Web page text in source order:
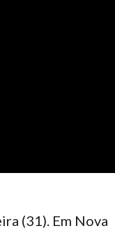
(31). Em Nova